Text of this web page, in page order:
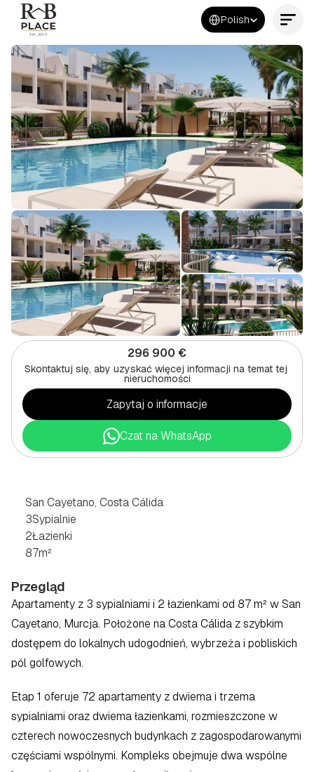
Select Language
Polish
Kontakt
296 900 €
Skontaktuj się, aby uzyskać więcej informacji na temat tej
nieruchomości
Zapytaj o informacje
Czat na WhatsApp
San Cayetano, Costa Cálida
3Sypialnie
2Łazienki
87m²
Przegląd
Apartamenty z 3 sypialniami i 2 łazienkami od 87 m² w San
Cayetano, Murcja. Położone na Costa Cálida z szybkim
dostępem do lokalnych udogodnień, wybrzeża i pobliskich
pól golfowych.
Etap 1 oferuje 72 apartamenty z dwiema i trzema
sypialniami oraz dwiema łazienkami, rozmieszczone w
czterech nowoczesnych budynkach z zagospodarowanymi
częściami wspólnymi. Kompleks obejmuje dwa wspólne